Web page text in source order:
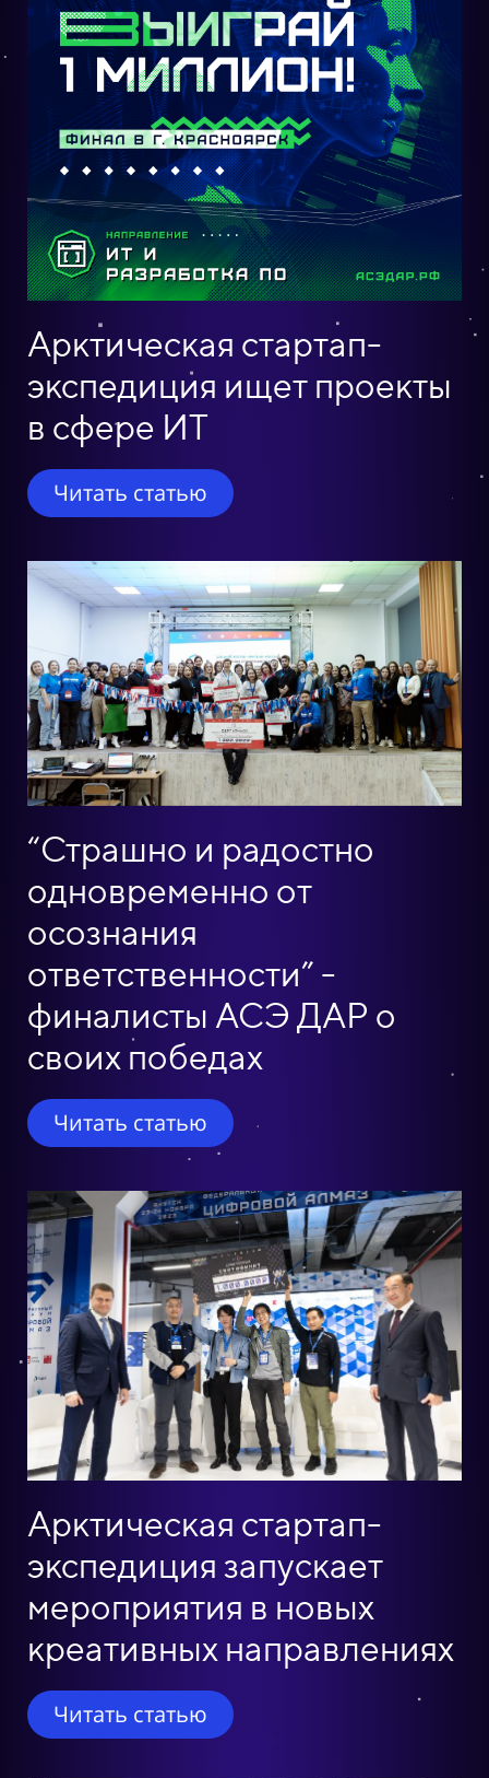
Арктическая стартап-
экспедиция ищет проекты
в сфере ИТ
Читать статью
“Страшно и радостно
одновременно от
осознания
ответственности” -
финалисты АСЭ ДАР о
своих победах
Читать статью
Арктическая стартап-
экспедиция запускает
мероприятия в новых
креативных направлениях
Читать статью